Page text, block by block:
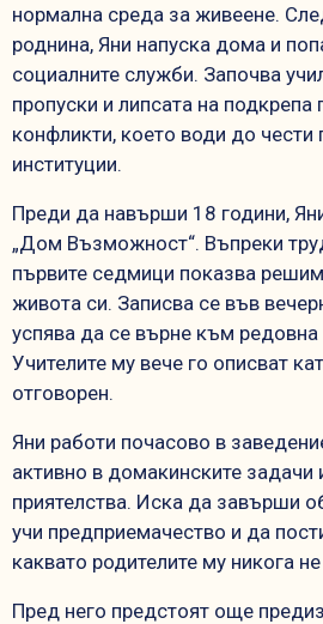
нормална среда за живеене.
роднина, Яни напуска дома и
социалните служби. Започва
пропуски и липсата на подкрепа
конфликти, което води до
институции.
Преди да навърши 18 години,
„Дом Възможност“. Въпреки
първите седмици показва
живота си. Записва се във
успява да се върне към
Учителите му вече го описват
отговорен.
Яни работи почасово в
активно в домакинските задачи
приятелства. Иска да завърши
учи предприемачество и да
каквато родителите му никога
Пред него предстоят още